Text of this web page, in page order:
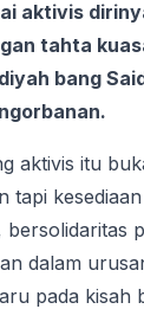
aktivis
tahta
bang
aktivis itu
tapi
dalam
pada kisah